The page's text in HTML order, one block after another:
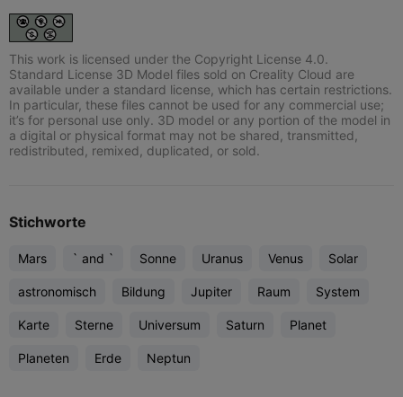
This work is licensed under the Copyright License 4.0.
Standard License 3D Model files sold on Creality Cloud are
available under a standard license, which has certain restrictions.
In particular, these files cannot be used for any commercial use;
it’s for personal use only. 3D model or any portion of the model in
a digital or physical format may not be shared, transmitted,
redistributed, remixed, duplicated, or sold.
Stichworte
Mars ` and ` Sonne Uranus Venus Solar
astronomisch Bildung Jupiter Raum System
Karte Sterne Universum Saturn Planet
Planeten Erde Neptun